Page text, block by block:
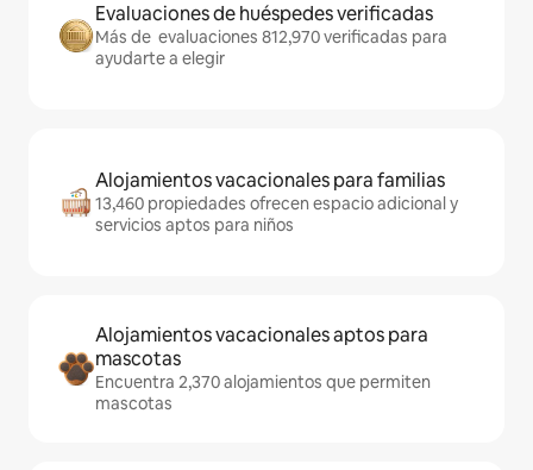
Evaluaciones de huéspedes verificadas
Más de evaluaciones 812,970 verificadas para
ayudarte a elegir
Alojamientos vacacionales para familias
13,460 propiedades ofrecen espacio adicional y
servicios aptos para niños
Alojamientos vacacionales aptos para
mascotas
Encuentra 2,370 alojamientos que permiten
mascotas